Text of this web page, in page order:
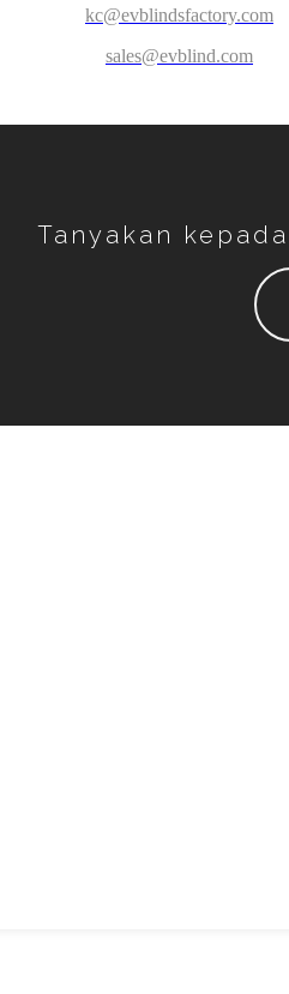
kc@evblindsfactory.com
sales@evblind.com
Tanyakan